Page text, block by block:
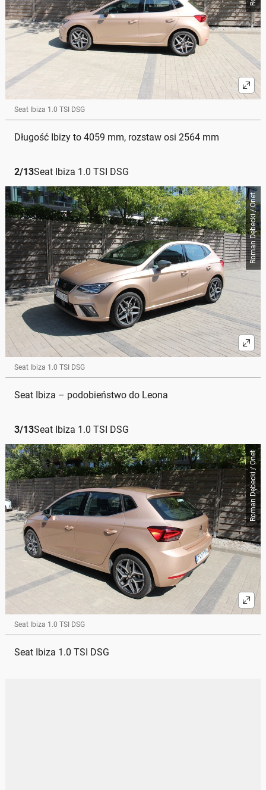
Seat Ibiza 1.0 TSI DSG
Długość Ibizy to 4059 mm, rozstaw osi 2564 mm
2/13Seat Ibiza 1.0 TSI DSG
Roman Dębecki / Onet
Seat Ibiza 1.0 TSI DSG
Seat Ibiza – podobieństwo do Leona
3/13Seat Ibiza 1.0 TSI DSG
Roman Dębecki / Onet
Seat Ibiza 1.0 TSI DSG
Seat Ibiza 1.0 TSI DSG